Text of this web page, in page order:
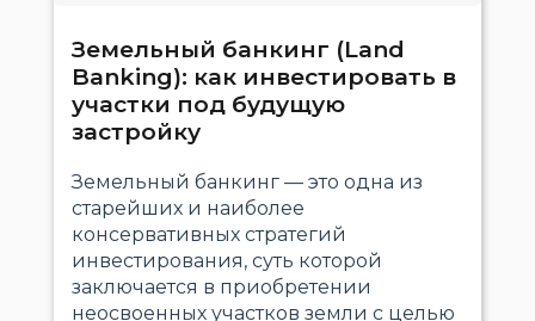
Земельный банкинг (Land
Banking): как инвестировать в
участки под будущую
застройку
Земельный банкинг — это одна из
старейших и наиболее
консервативных стратегий
инвестирования, суть которой
заключается в приобретении
неосвоенных участков земли с целью